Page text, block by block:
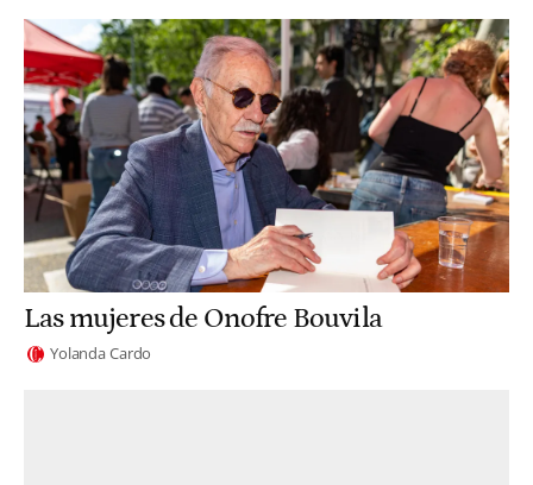
Las mujeres de Onofre Bouvila
Yolanda Cardo